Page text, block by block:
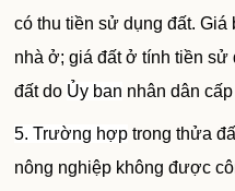
có thu tiền sử dụng đất. Giá
nhà ở; giá đất ở tính tiền
đất do Ủy ban nhân dân
5. Trường hợp trong thửa
nông nghiệp không được